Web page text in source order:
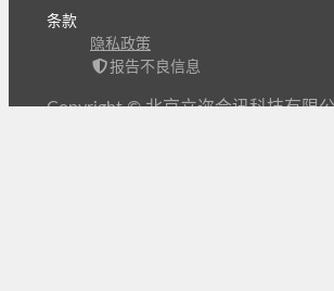
条款
隐私政策
报告不良信息
Copyright © 北京立迩合讯科技有限